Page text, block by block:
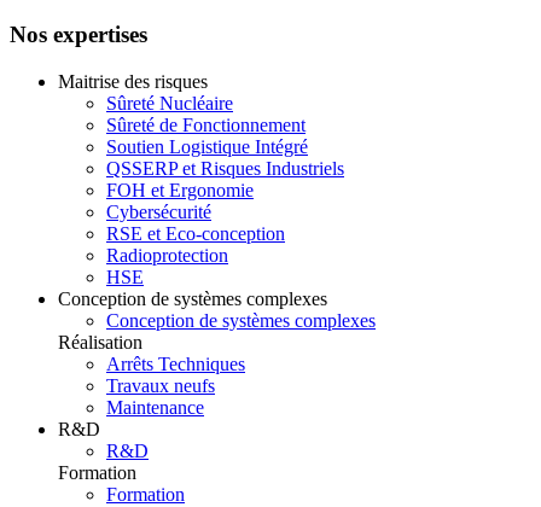
Nos expertises
Maitrise des risques
Sûreté Nucléaire
Sûreté de Fonctionnement
Soutien Logistique Intégré
QSSERP et Risques Industriels
FOH et Ergonomie
Cybersécurité
RSE et Eco-conception
Radioprotection
HSE
Conception de systèmes complexes
Conception de systèmes complexes
Réalisation
Arrêts Techniques
Travaux neufs
Maintenance
R&D
R&D
Formation
Formation